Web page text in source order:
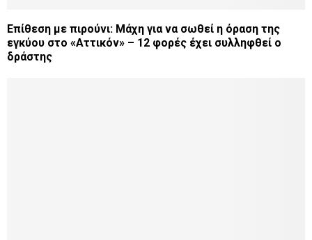
Επίθεση με πιρούνι: Μάχη για να σωθεί η όραση της
εγκύου στο «Αττικόν» – 12 φορές έχει συλληφθεί ο
δράστης